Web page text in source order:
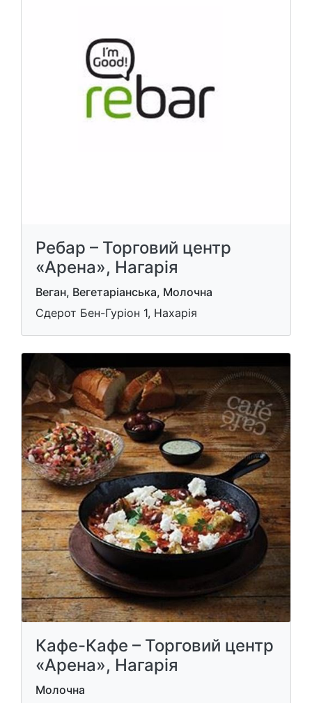
Ребар – Торговий центр
«Арена», Нагарія
Веган, Вегетаріанська, Молочна
Сдерот Бен-Гуріон 1, Нахарія
Кафе-Кафе – Торговий центр
«Арена», Нагарія
Молочна